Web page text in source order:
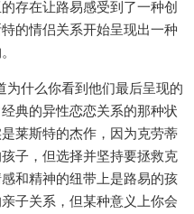
存在让路易感受到了一种创
的情侣关系开始呈现出一种
什么你看到他们最后呈现的
典的异性恋恋关系的那种状
莱斯特的杰作，因为克劳蒂
子，但选择并坚持要拯救克
和精神的纽带上是路易的孩
子关系，但某种意义上你会